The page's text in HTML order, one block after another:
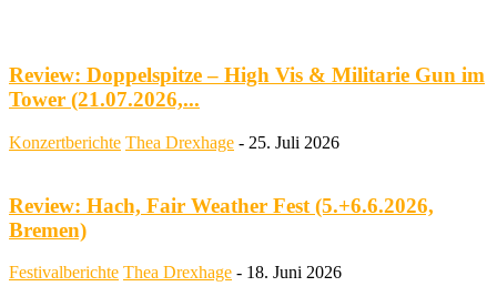
Review: Doppelspitze – High Vis & Militarie Gun im
Tower (21.07.2026,...
Konzertberichte Thea Drexhage - 25. Juli 2026
Review: Hach, Fair Weather Fest (5.+6.6.2026,
Bremen)
Festivalberichte Thea Drexhage - 18. Juni 2026